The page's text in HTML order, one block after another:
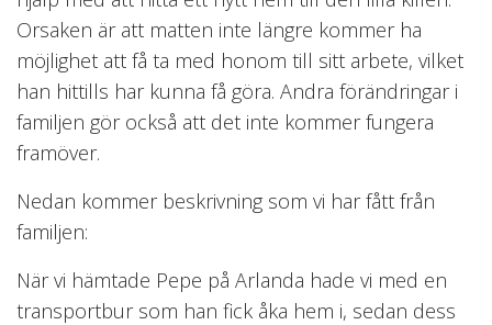
Orsaken är att matten inte längre kommer ha
möjlighet att få ta med honom till sitt arbete, vilket
han hittills har kunna få göra. Andra förändringar i
familjen gör också att det inte kommer fungera
framöver.
Nedan kommer beskrivning som vi har fått från
familjen:
När vi hämtade Pepe på Arlanda hade vi med en
transportbur som han fick åka hem i, sedan dess